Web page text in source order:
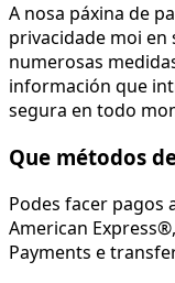
A nosa páxina de
privacidade moi
numerosas
información que
segura en todo
Que métodos
Podes facer pagos
American
Payments e